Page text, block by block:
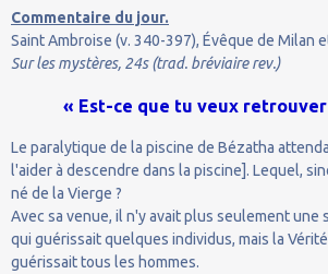
Commentaire du jour.
Saint Ambroise (v. 340-397), Évêque de Milan
Sur les mystères, 24s (trad. bréviaire rev.)
« Est-ce que tu veux retrouver
Le paralytique de la piscine de Bézatha
l'aider à descendre dans la piscine]. Lequel,
né de la Vierge ?
Avec sa venue, il n'y avait plus seulement une
qui guérissait quelques individus, mais la
guérissait tous les hommes.